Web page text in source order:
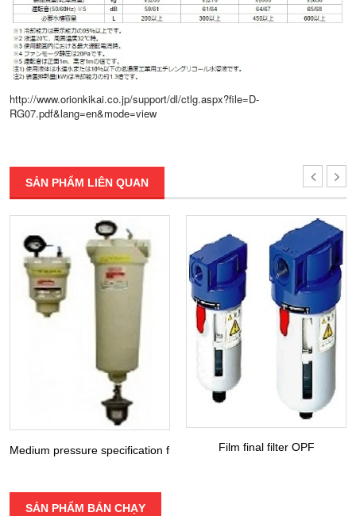
http://www.orionkikai.co.jp/support/dl/ctlg.aspx?file=D-
RG07.pdf&lang=en&mode=view
SẢN PHẨM LIÊN QUAN
Medium pressure specification filter DFH / LFH / MFH / KFH
Film final filter OPF
SẢN PHẨM BÁN CHẠY